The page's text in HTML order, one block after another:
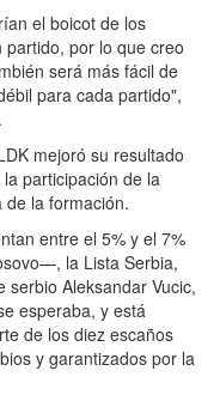
el boicot de los
por lo que creo
será más fácil de
para cada partido",
mejoró su resultado
participación de la
la formación.
entre el 5% y el 7%
la Lista Serbia,
serbio Aleksandar Vucic,
esperaba, y está
de los diez escaños
y garantizados por la